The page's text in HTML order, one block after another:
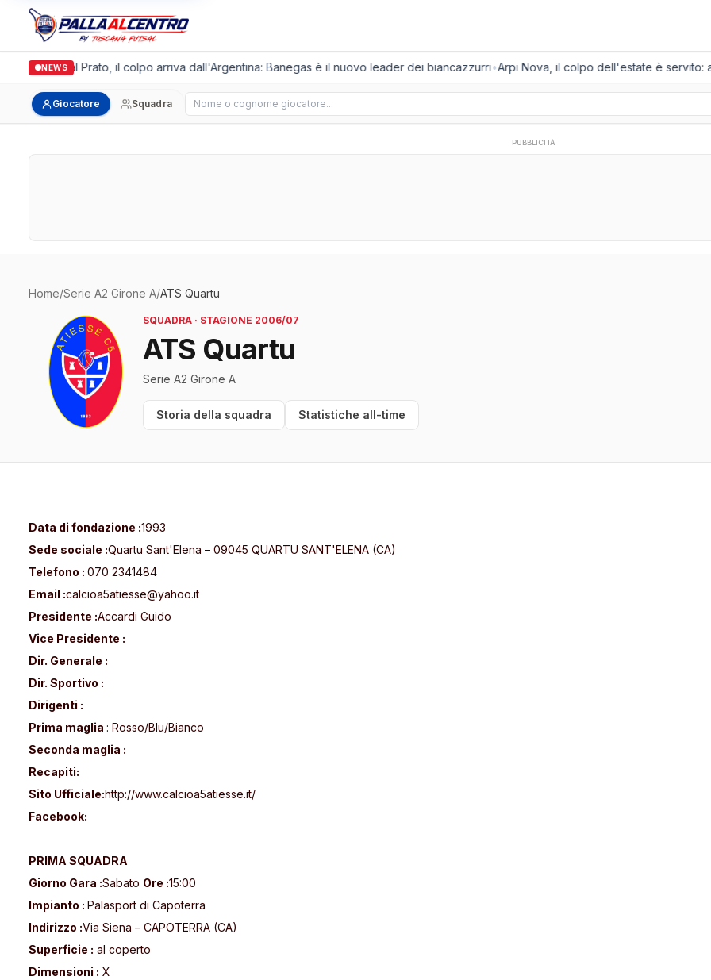
NEWS
Futsal Prato, il colpo arriva dall'Argentina: Banegas è il nuovo leader dei biancazzurri•Arpi Nova, il colpo dell'estate è servito:
Giocatore Squadra Cerca giocatore
PUBBLICITÀ
Home/Serie A2 Girone A/ATS Quartu
SQUADRA · STAGIONE 2006/07
ATS Quartu
Serie A2 Girone A
Storia della squadra Statistiche all-time
Data di fondazione :1993
Sede sociale :Quartu Sant'Elena – 09045 QUARTU SANT'ELENA (CA)
Telefono : 070 2341484
Email :calcioa5atiesse@yahoo.it
Presidente :Accardi Guido
Vice Presidente :
Dir. Generale :
Dir. Sportivo :
Dirigenti :
Prima maglia : Rosso/Blu/Bianco
Seconda maglia :
Recapiti:
Sito Ufficiale:http://www.calcioa5atiesse.it/
Facebook:
PRIMA SQUADRA
Giorno Gara :Sabato Ore :15:00
Impianto : Palasport di Capoterra
Indirizzo :Via Siena – CAPOTERRA (CA)
Superficie : al coperto
Dimensioni : X